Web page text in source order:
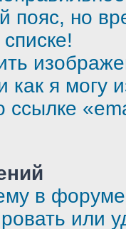
пояс, но
как я могу
ссылке
в
или